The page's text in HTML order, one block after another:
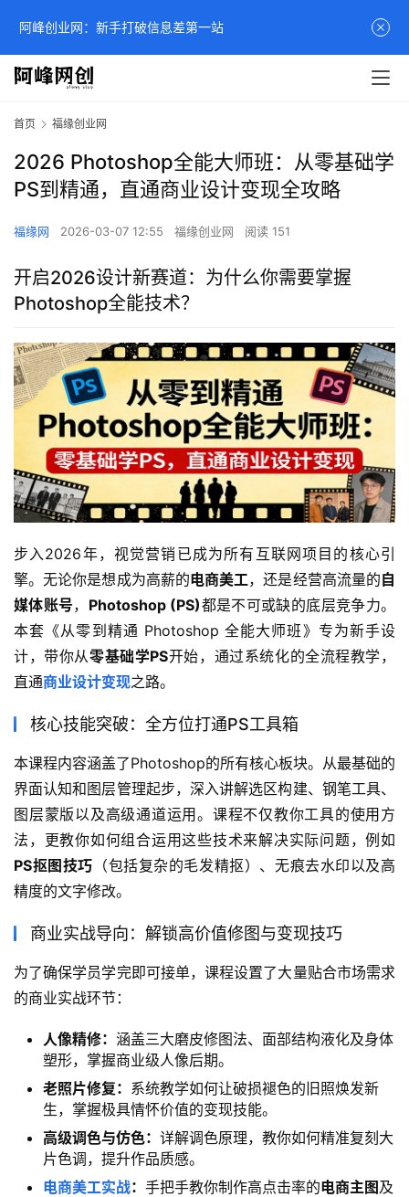
首页 福缘创业网
2026 Photoshop全能大师班：从零基础学
PS到精通，直通商业设计变现全攻略
福缘网 2026-03-07 12:55 福缘创业网 阅读 151
开启2026设计新赛道：为什么你需要掌握
Photoshop全能技术？
步入2026年，视觉营销已成为所有互联网项目的核心引
擎。无论你是想成为高薪的电商美工，还是经营高流量的自
媒体账号， Photoshop (PS)都是不可或缺的底层竞争力。
本套《从零到精通 Photoshop 全能大师班》专为新手设
计，带你从零基础学PS开始，通过系统化的全流程教学，
直通商业设计变现之路。
核心技能突破：全方位打通PS工具箱
本课程内容涵盖了Photoshop的所有核心板块。从最基础的
界面认知和图层管理起步，深入讲解选区构建、钢笔工具、
图层蒙版以及高级通道运用。课程不仅教你工具的使用方
法，更教你如何组合运用这些技术来解决实际问题，例如
PS抠图技巧 （包括复杂的毛发精抠）、无痕去水印以及高
精度的文字修改。
商业实战导向：解锁高价值修图与变现技巧
为了确保学员学完即可接单，课程设置了大量贴合市场需求
的商业实战环节：
人像精修： 涵盖三大磨皮修图法、面部结构液化及身体
塑形，掌握商业级人像后期。
老照片修复： 系统教学如何让破损褪色的旧照焕发新
生，掌握极具情怀价值的变现技能。
高级调色与仿色： 详解调色原理，教你如何精准复刻大
片色调，提升作品质感。
电商美工实战： 手把手教你制作高点击率的电商主图及
阿峰创业网：新手打破信息差第一站